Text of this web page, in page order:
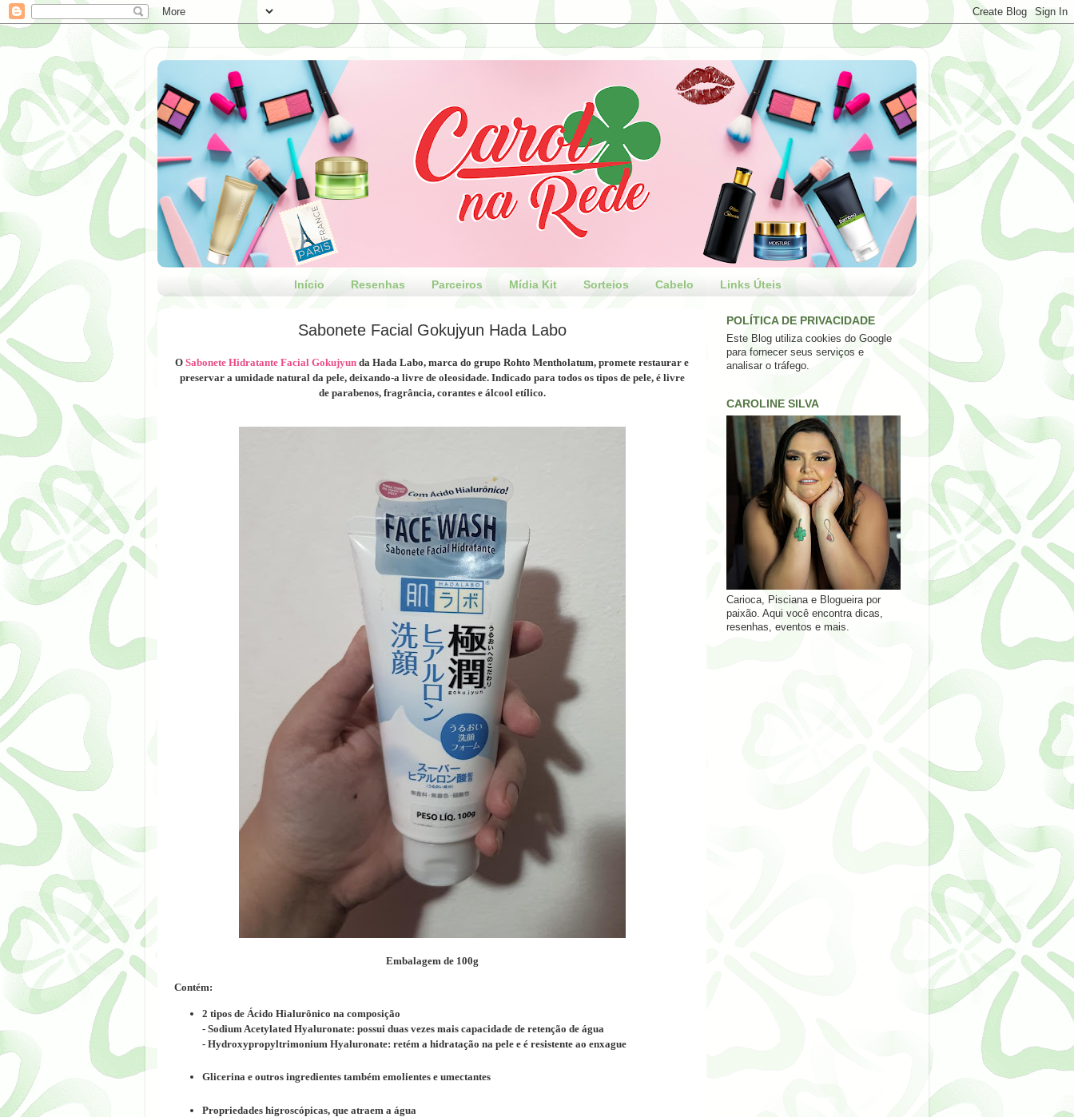
Início Resenhas Parceiros Mídia Kit Sorteios Cabelo Links Úteis
Sabonete Facial Gokujyun Hada Labo
O Sabonete Hidratante Facial Gokujyun da Hada Labo, marca do grupo Rohto Mentholatum, promete restaurar e
preservar a umidade natural da pele, deixando-a livre de oleosidade. Indicado para todos os tipos de pele, é livre
de parabenos, fragrância, corantes e álcool etílico.
Embalagem de 100g
Contém:
2 tipos de Ácido Hialurônico na composição
- Sodium Acetylated Hyaluronate: possui duas vezes mais capacidade de retenção de água
- Hydroxypropyltrimonium Hyaluronate: retém a hidratação na pele e é resistente ao enxague
Glicerina e outros ingredientes também emolientes e umectantes
Propriedades higroscópicas, que atraem a água
POLÍTICA DE PRIVACIDADE
Este Blog utiliza cookies do Google
para fornecer seus serviços e
analisar o tráfego.
CAROLINE SILVA
Carioca, Pisciana e Blogueira por
paixão. Aqui você encontra dicas,
resenhas, eventos e mais.